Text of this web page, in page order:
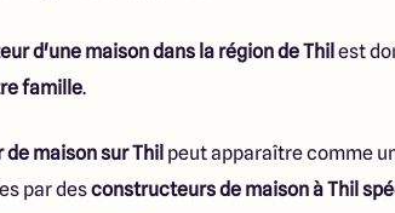
d'une maison dans la région de Thil est
famille.
maison sur Thil peut apparaître comme
par desconstructeurs de maison à Thil